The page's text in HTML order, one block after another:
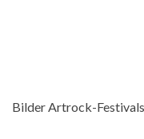
Bilder Artrock-Festivals